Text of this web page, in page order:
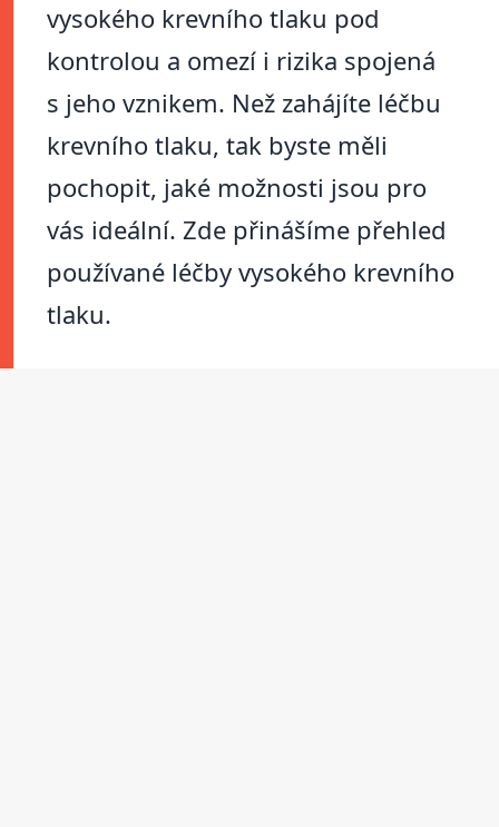
vysokého krevního tlaku pod
kontrolou a omezí i rizika spojená
s jeho vznikem. Než zahájíte léčbu
krevního tlaku, tak byste měli
pochopit, jaké možnosti jsou pro
vás ideální. Zde přinášíme přehled
používané léčby vysokého krevního
tlaku.